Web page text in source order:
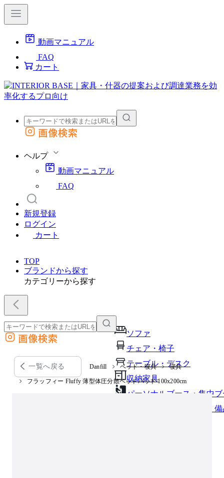
動画マニュアル
FAQ
カート
外部サイトの商品をカートに追加
画像検索
ヘルプ
動画マニュアル
FAQ
新規登録
ログイン
カート
TOP
ブランドから探す
カテゴリーから探す
ソファ
チェア・椅子
テーブル・デスク
収納家具
パーソナルブース・集中
オフィスアクセサリー・
外部サイトの商品をカートに追加
他のサイトで見つけた商品ページのURLを貼り付けて、カートに追加できます
画像検索
一覧へ戻る Danfill ベッド・寝具 寝具
フラッフィー Fluffy 薄型体圧分散ベッドパッド 100x200cm